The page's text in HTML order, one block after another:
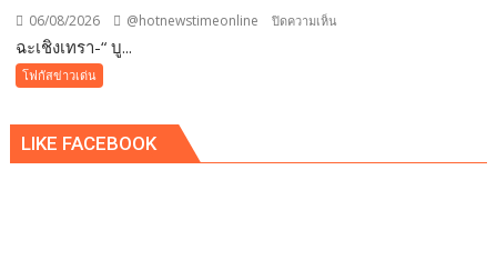
06/08/2026 @hotnewstimeonline ปิดความเห็น
ว
ฉะเชิงเทรา-​“ บู...
โฟกัสข่าวเด่น
LIKE FACEBOOK